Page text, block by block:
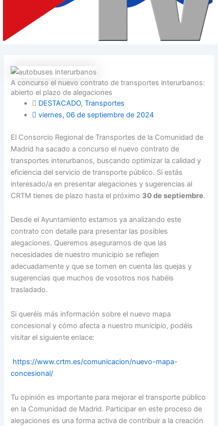
A concurso el nuevo contrato de transportes interurbanos:
abierto el plazo de alegaciones
DESTACADO,Transportes
viernes, 06 de septiembre de 2024
El Consorcio Regional de Transportes de la Comunidad de
Madrid ha sacado a concurso el nuevo contrato de
transportes interurbanos, buscando optimizar la calidad y
eficiencia del servicio de transporte público. Si estás
interesado/a en presentar alegaciones y sugerencias al
CRTM tienes de plazo hasta el próximo 30 de septiembre.
Desde el Ayuntamiento estamos ya analizando este
contrato con detalle para presentar las posibles
alegaciones. Queremos asegurarnos de que las
necesidades de nuestro municipio se reflejen
adecuadamente y que se tomen en cuenta las quejas y
sugerencias que muchos de vosotros nos habéis
trasladado.
Si queréis más información sobre el nuevo mapa
concesional y cómo afecta a nuestro municipio, podéis
visitar el siguiente enlace:
https://www.crtm.es/comunicacion/nuevo-mapa-
concesional/
Tu opinión es importante para mejorar el transporte público
en la Comunidad de Madrid. Participar en este proceso de
alegaciones es una forma activa de contribuir a la creación